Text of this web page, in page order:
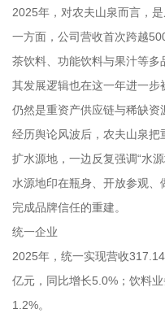
2025年，对农夫山泉而言，是
一方面，公司营收首次跨越
茶饮料、功能饮料与果汁等多
其发展逻辑也在这一年进一
仍然是重资产供应链与稀缺资
经历舆论风波后，农夫山泉
扩水源地，一边反复强调“水
水源地印在瓶身、开放参观、
完成品牌信任的重建。
统一企业
2025年，统一实现营收
亿元，同比增长5.0%；饮料
1.2%。